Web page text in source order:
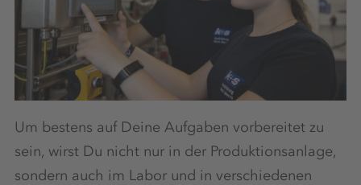
Um bestens auf Deine Aufgaben vorbereitet zu
sein, wirst Du nicht nur in der Produktionsanlage,
sondern auch im Labor und in verschiedenen